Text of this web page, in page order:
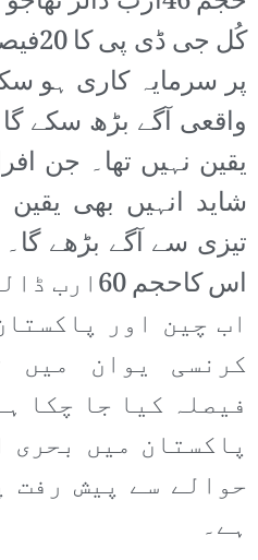
کُل
پر سرمایہ کاری ہو
واقعی آگے بڑھ سکے
یقین نہیں تھا۔ جن
شاید انہیں بھی
تیزی سے آگے بڑھے
اس کاحجم
اب چین اور
کرنسی یوان میں
فیصلہ کیا جا چکا
پاکستان میں
حوالے سے پیش
ہے۔